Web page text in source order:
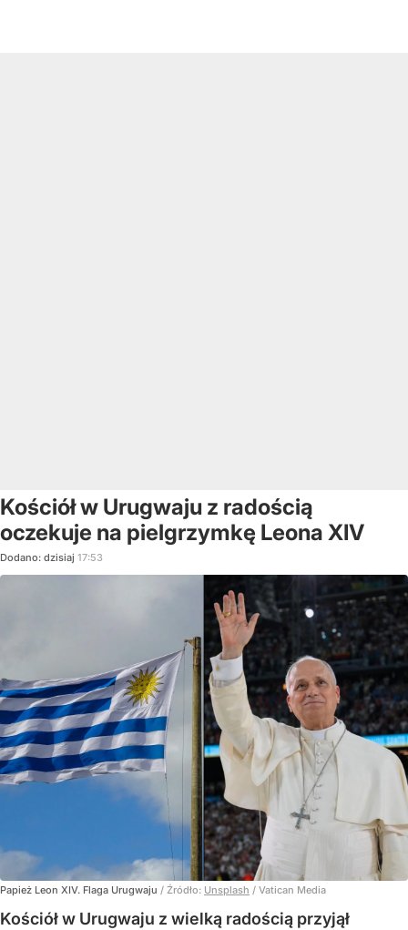
Kościół w Urugwaju z radością
oczekuje na pielgrzymkę Leona XIV
Dodano: dzisiaj 17:53
Papież Leon XIV. Flaga Urugwaju / Źródło: Unsplash / Vatican Media
Kościół w Urugwaju z wielką radością przyjął